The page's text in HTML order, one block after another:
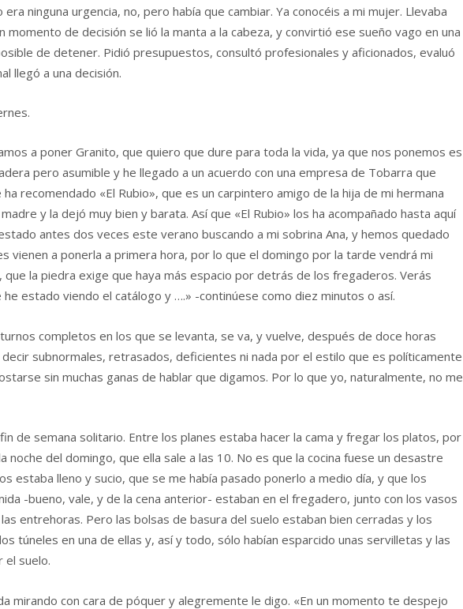
ninguna urgencia, no, pero había que cambiar. Ya conocéis a mi mujer. Llevaba
momento de decisión se lió la manta a la cabeza, y convirtió ese sueño vago en una
de detener. Pidió presupuestos, consultó profesionales y aficionados, evaluó
llegó a una decisión.
a poner Granito, que quiero que dure para toda la vida, ya que nos ponemos es
pero asumible y he llegado a un acuerdo con una empresa de Tobarra que
recomendado «El Rubio», que es un carpintero amigo de la hija de mi hermana
y la dejó muy bien y barata. Así que «El Rubio» los ha acompañado hasta aquí
antes dos veces este verano buscando a mi sobrina Ana, y hemos quedado
vienen a ponerla a primera hora, por lo que el domingo por la tarde vendrá mi
la piedra exige que haya más espacio por detrás de los fregaderos. Verás
he estado viendo el catálogo y ….» -continúese como diez minutos o así.
completos en los que se levanta, se va, y vuelve, después de doce horas
subnormales, retrasados, deficientes ni nada por el estilo que es políticamente
sin muchas ganas de hablar que digamos. Por lo que yo, naturalmente, no me
de semana solitario. Entre los planes estaba hacer la cama y fregar los platos, por
noche del domingo, que ella sale a las 10. No es que la cocina fuese un desastre
estaba lleno y sucio, que se me había pasado ponerlo a medio día, y que los
-bueno, vale, y de la cena anterior- estaban en el fregadero, junto con los vasos
entrehoras. Pero las bolsas de basura del suelo estaban bien cerradas y los
túneles en una de ellas y, así y todo, sólo habían esparcido unas servilletas y las
el suelo.
mirando con cara de póquer y alegremente le digo. «En un momento te despejo